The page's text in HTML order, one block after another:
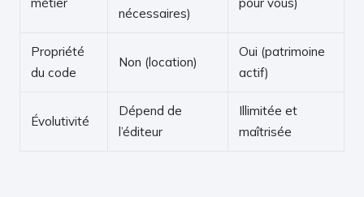
nécessaires)
Propriété
du code
Non (location)
Oui (patrimoine
actif)
Évolutivité
Dépend de
l’éditeur
Illimitée et
maîtrisée